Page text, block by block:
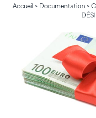
Accueil > Documentation >